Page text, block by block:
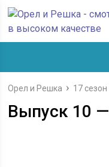
Орел и Решка 17
Выпуск 10